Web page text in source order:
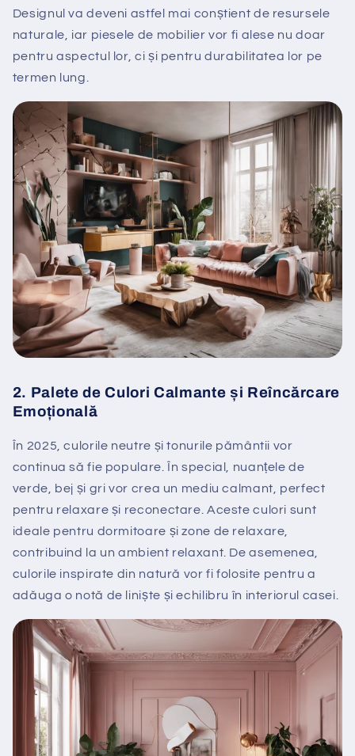
Designul va deveni astfel mai conștient de resursele
naturale, iar piesele de mobilier vor fi alese nu doar
pentru aspectul lor, ci și pentru durabilitatea lor pe
termen lung.
2. Palete de Culori Calmante și Reîncărcare
Emoțională
În 2025, culorile neutre și tonurile pământii vor
continua să fie populare. În special, nuanțele de
verde, bej și gri vor crea un mediu calmant, perfect
pentru relaxare și reconectare. Aceste culori sunt
ideale pentru dormitoare și zone de relaxare,
contribuind la un ambient relaxant. De asemenea,
culorile inspirate din natură vor fi folosite pentru a
adăuga o notă de liniște și echilibru în interiorul casei.